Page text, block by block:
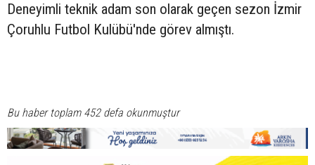
Deneyimli teknik adam son olarak geçen sezon İzmir
Çoruhlu Futbol Kulübü'nde görev almıştı.
Bu haber toplam 452 defa okunmuştur